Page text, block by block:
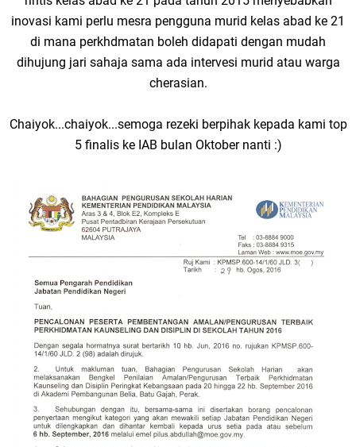
inovasi kami perlu mesra pengguna murid kelas abad ke 21
di mana perkhdmatan boleh didapati dengan mudah
dihujung jari sahaja sama ada intervesi murid atau warga
cherasian.
Chaiyok...chaiyok...semoga rezeki berpihak kepada kami top
5 finalis ke IAB bulan Oktober nanti :)